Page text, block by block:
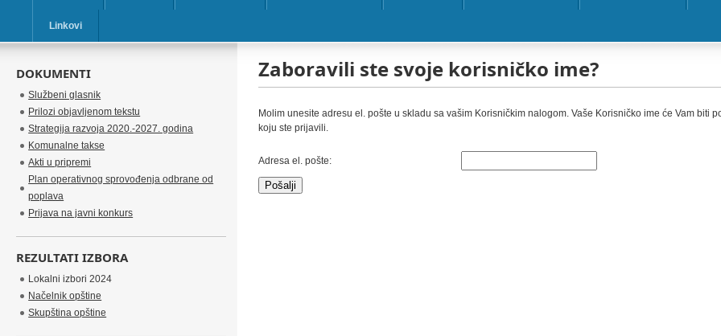
Linkovi
Zaboravili ste svoje korisničko ime?
Molim unesite adresu el. pošte u skladu sa vašim Korisničkim nalogom. Vaše Korisničko ime će Vam biti
koju ste prijavili.
Adresa el. pošte:
Pošalji
DOKUMENTI
Službeni glasnik
Prilozi objavljenom tekstu
Strategija razvoja 2020.-2027. godina
Komunalne takse
Akti u pripremi
Plan operativnog sprovođenja odbrane od
poplava
Prijava na javni konkurs
REZULTATI IZBORA
Lokalni izbori 2024
Načelnik opštine
Skupština opštine